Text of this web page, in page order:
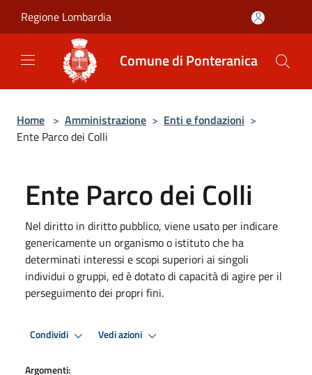
Regione Lombardia
Comune di Ponteranica
Home > Amministrazione > Enti e fondazioni >
Ente Parco dei Colli
Ente Parco dei Colli
Nel diritto in diritto pubblico, viene usato per indicare
genericamente un organismo o istituto che ha
determinati interessi e scopi superiori ai singoli
individui o gruppi, ed è dotato di capacità di agire per il
perseguimento dei propri fini.
Condividi Vedi azioni
Argomenti: